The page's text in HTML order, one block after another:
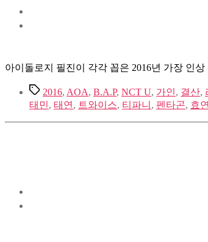
아이돌로지 필진이 각각 꼽은 2016년 가장 인
Tags2016, AOA, B.A.P, NCT U, 가인, 결산,
태민, 태연 , 트와이스, 티파니 , 펜타곤, 효연